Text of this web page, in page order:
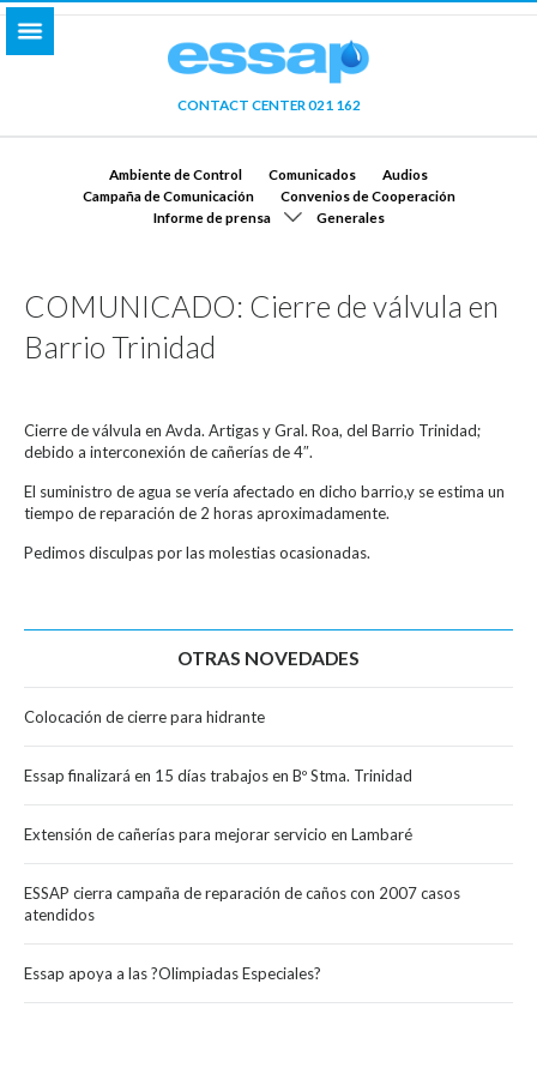
CONTACT CENTER 021 162
Ambiente de Control Comunicados
Audios
Campaña de Comunicación
Convenios de Cooperación
Informe de prensa
Generales
COMUNICADO: Cierre de válvula en
Barrio Trinidad
Cierre de válvula en Avda. Artigas y Gral. Roa, del Barrio Trinidad;
debido a interconexión de cañerías de 4″.
El suministro de agua se vería afectado en dicho barrio,y se estima un
tiempo de reparación de 2 horas aproximadamente.
Pedimos disculpas por las molestias ocasionadas.
OTRAS NOVEDADES
Colocación de cierre para hidrante
Essap finalizará en 15 días trabajos en Bº Stma. Trinidad
Extensión de cañerías para mejorar servicio en Lambaré
ESSAP cierra campaña de reparación de caños con 2007 casos
atendidos
Essap apoya a las ?Olimpiadas Especiales?